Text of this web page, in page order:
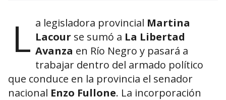
L a legisladora provincial Martina
Lacour se sumó a La Libertad
Avanza en Río Negro y pasará a
trabajar dentro del armado político
que conduce en la provincia el senador
nacional Enzo Fullone. La incorporación